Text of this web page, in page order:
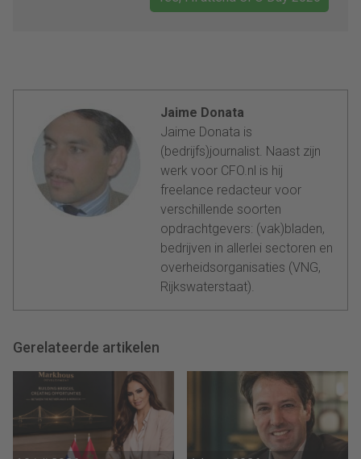
Jaime Donata
Jaime Donata is
(bedrijfs)journalist. Naast zijn
werk voor CFO.nl is hij
freelance redacteur voor
verschillende soorten
opdrachtgevers: (vak)bladen,
bedrijven in allerlei sectoren en
overheidsorganisaties (VNG,
Rijkswaterstaat).
Gerelateerde artikelen